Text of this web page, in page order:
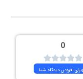
0
برای افزودن دیدگاه شما